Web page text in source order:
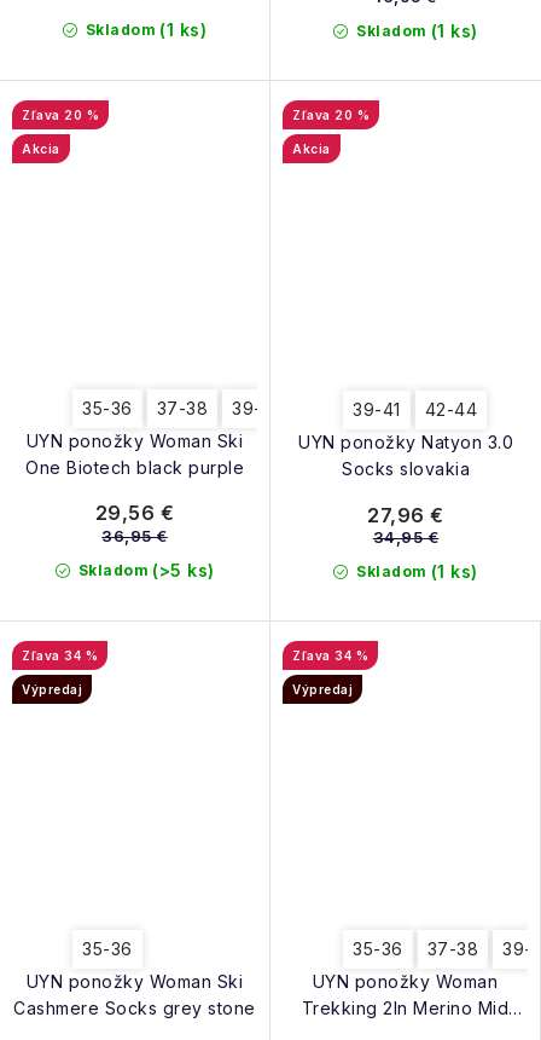
Skladom (1 ks) Skladom (1 ks)
UYN ponožky Woman Ski
One Biotech black purple
20 %
Akcia
35-36 37-38 39-40
Skladom (>5 ks)
29,56 €
36,95 €
UYN ponožky Natyon 3.0
Socks slovakia
20 %
Akcia
39-41 42-44
Skladom (1 ks)
27,96 €
34,95 €
UYN ponožky Woman Ski
Cashmere Socks grey stone
34 %
Výpredaj
35-36
UYN ponožky Woman
Trekking 2In Merino Mid
34 %
Výpredaj
35-36 37-38 39-